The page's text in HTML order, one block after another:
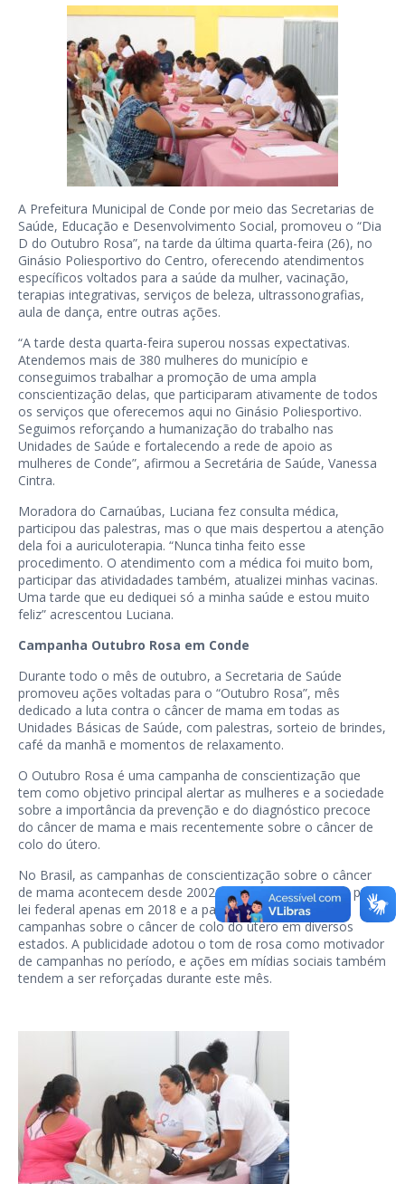
A Prefeitura Municipal de Conde por meio das Secretarias de
Saúde, Educação e Desenvolvimento Social, promoveu o “Dia
D do Outubro Rosa”, na tarde da última quarta-feira (26), no
Ginásio Poliesportivo do Centro, oferecendo atendimentos
específicos voltados para a saúde da mulher, vacinação,
terapias integrativas, serviços de beleza, ultrassonografias,
aula de dança, entre outras ações.
“A tarde desta quarta-feira superou nossas expectativas.
Atendemos mais de 380 mulheres do município e
conseguimos trabalhar a promoção de uma ampla
conscientização delas, que participaram ativamente de todos
os serviços que oferecemos aqui no Ginásio Poliesportivo.
Seguimos reforçando a humanização do trabalho nas
Unidades de Saúde e fortalecendo a rede de apoio as
mulheres de Conde”, afirmou a Secretária de Saúde, Vanessa
Cintra.
Moradora do Carnaúbas, Luciana fez consulta médica,
participou das palestras, mas o que mais despertou a atenção
dela foi a auriculoterapia. “Nunca tinha feito esse
procedimento. O atendimento com a médica foi muito bom,
participar das atividadades também, atualizei minhas vacinas.
Uma tarde que eu dediquei só a minha saúde e estou muito
feliz” acrescentou Luciana.
Campanha Outubro Rosa em Conde
Durante todo o mês de outubro, a Secretaria de Saúde
promoveu ações voltadas para o “Outubro Rosa”, mês
dedicado a luta contra o câncer de mama em todas as
Unidades Básicas de Saúde, com palestras, sorteio de brindes,
café da manhã e momentos de relaxamento.
O Outubro Rosa é uma campanha de conscientização que
tem como objetivo principal alertar as mulheres e a sociedade
sobre a importância da prevenção e do diagnóstico precoce
do câncer de mama e mais recentemente sobre o câncer de
colo do útero.
No Brasil, as campanhas de conscientização sobre o câncer
de mama acontecem desde 2002, mas foram instituídas por
lei federal apenas em 2018 e a partir de 2011, ocorrem
campanhas sobre o câncer de colo do útero em diversos
estados. A publicidade adotou o tom de rosa como motivador
de campanhas no período, e ações em mídias sociais também
tendem a ser reforçadas durante este mês.